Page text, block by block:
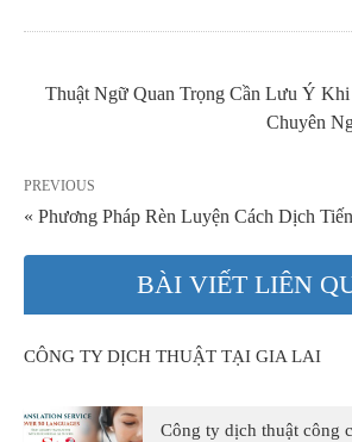
Thuật Ngữ Quan Trọng Cần Lưu Ý
Chuyên
PREVIOUS
« Phương Pháp Rèn Luyện Cách Dịch
BÀI VIẾT LIÊN
CÔNG TY DỊCH THUẬT TẠI GIA LAI
Công ty dịch thuật công